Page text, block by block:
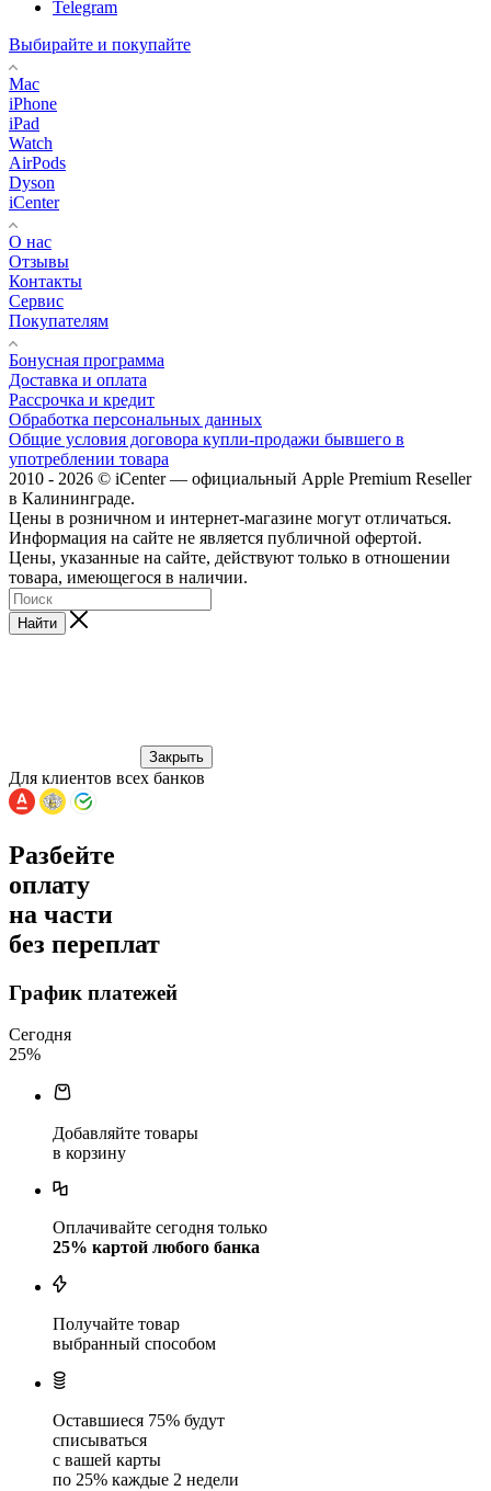
Telegram
Выбирайте и покупайте
Mac
iPhone
iPad
Watch
AirPods
Dyson
iCenter
О нас
Отзывы
Контакты
Сервис
Покупателям
Бонусная программа
Доставка и оплата
Рассрочка и кредит
Обработка персональных данных
Общие условия договора купли-продажи бывшего в
употреблении товара
2010 - 2026 © iCenter — официальный Apple Premium Reseller
в Калининграде.
Цены в розничном и интернет-магазине могут отличаться.
Информация на сайте не является публичной офертой.
Цены, указанные на сайте, действуют только в отношении
товара, имеющегося в наличии.
Найти
Закрыть
Для клиентов всех банков
Разбейте
оплату
на части
без переплат
График платежей
Сегодня
25%
Добавляйте товары
в корзину
Оплачивайте сегодня только
25% картой любого банка
Получайте товар
выбранный способом
Оставшиеся 75% будут
списываться
с вашей карты
по 25% каждые 2 недели